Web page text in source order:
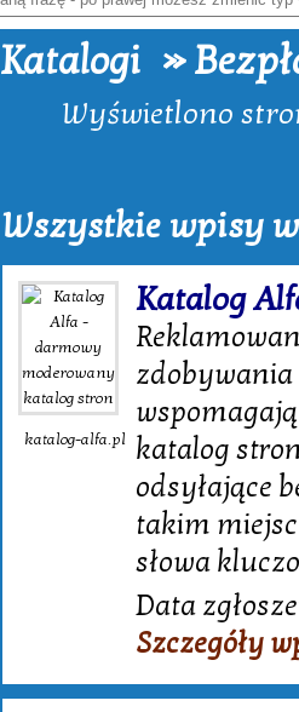
Katalogi »
Wyświetlono
Wszystkie wpisy
katalog-alfa.pl
Katalog
zdobywania
katalog
odsyłające
takim
słowa
Data
Szczegóły